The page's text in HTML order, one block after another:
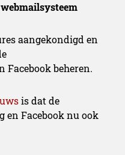
aangekondigd en
Facebook beheren.
is dat de
en Facebook nu ook